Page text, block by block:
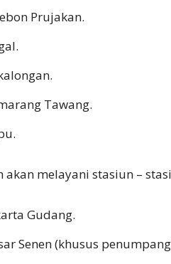
Prujakan.
Tawang.
akan melayani stasiun –
Gudang.
Senen (khusus